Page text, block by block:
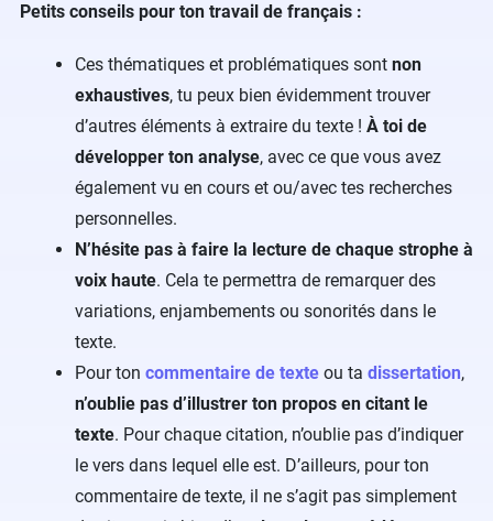
Petits conseils pour ton travail de français :
Ces thématiques et problématiques sont non
exhaustives, tu peux bien évidemment trouver
d’autres éléments à extraire du texte ! À toi de
développer ton analyse, avec ce que vous avez
également vu en cours et ou/avec tes recherches
personnelles.
N’hésite pas à faire la lecture de chaque strophe à
voix haute. Cela te permettra de remarquer des
variations, enjambements ou sonorités dans le
texte.
Pour ton commentaire de texte ou ta dissertation,
n’oublie pas d’illustrer ton propos en citant le
texte. Pour chaque citation, n’oublie pas d’indiquer
le vers dans lequel elle est. D’ailleurs, pour ton
commentaire de texte, il ne s’agit pas simplement